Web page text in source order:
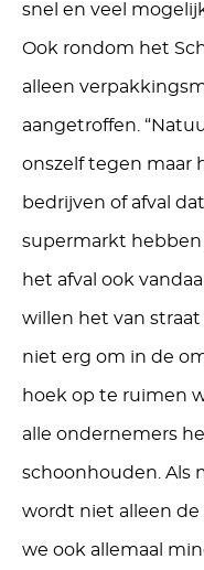
snel en veel
Ook rondom het
alleen
aangetroffen.
onszelf tegen maar
bedrijven of afval
supermarkt hebben
het afval ook
willen het van
niet erg om in de
hoek op te ruimen
alle ondernemers
schoonhouden. Als
wordt niet alleen
we ook allemaal